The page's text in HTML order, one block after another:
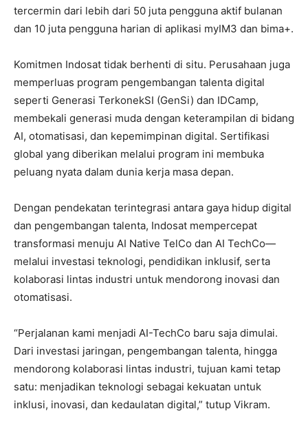
tercermin dari lebih dari 50 juta pengguna aktif bulanan
dan 10 juta pengguna harian di aplikasi myIM3 dan bima+.
Komitmen Indosat tidak berhenti di situ. Perusahaan juga
memperluas program pengembangan talenta digital
seperti Generasi TerkonekSI (GenSi) dan IDCamp,
membekali generasi muda dengan keterampilan di bidang
AI, otomatisasi, dan kepemimpinan digital. Sertifikasi
global yang diberikan melalui program ini membuka
peluang nyata dalam dunia kerja masa depan.
Dengan pendekatan terintegrasi antara gaya hidup digital
dan pengembangan talenta, Indosat mempercepat
transformasi menuju AI Native TelCo dan AI TechCo—
melalui investasi teknologi, pendidikan inklusif, serta
kolaborasi lintas industri untuk mendorong inovasi dan
otomatisasi.
“Perjalanan kami menjadi AI-TechCo baru saja dimulai.
Dari investasi jaringan, pengembangan talenta, hingga
mendorong kolaborasi lintas industri, tujuan kami tetap
satu: menjadikan teknologi sebagai kekuatan untuk
inklusi, inovasi, dan kedaulatan digital,” tutup Vikram.